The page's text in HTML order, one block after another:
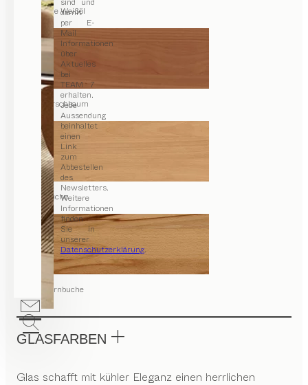
damit
per E-
Mail
Informationen
über
Aktuelles
bei
TEAM 7
erhalten.
Jede
Aussendung
beinhaltet
einen
Link
zum
Abbestellen
des
Newsletters.
Weitere
Informationen
finden
Sie in
unserer
Datenschutzerklärung.
Erle Weißöl
Kirschbaum
Buche
Kernbuche
GLASFARBEN
Glas schafft mit kühler Eleganz einen herrlichen